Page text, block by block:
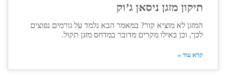
תיקון מזגן ניסאן ג’וק
המזגן לא מוציא קור? במאמר הבא נלמד על גורמים נפוצים
לכך, וכן באילו מקרים מדובר במדחס מזגן תקול.
קרא עוד »